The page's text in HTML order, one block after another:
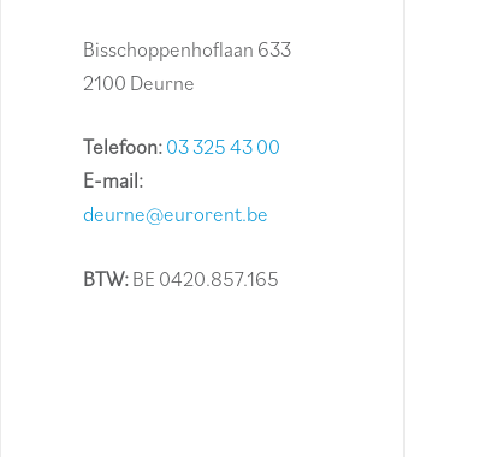
Bisschoppenhoflaan 633
2100 Deurne
Telefoon:03 325 43 00
E-mail:
deurne@eurorent.be
BTW:BE 0420.857.165